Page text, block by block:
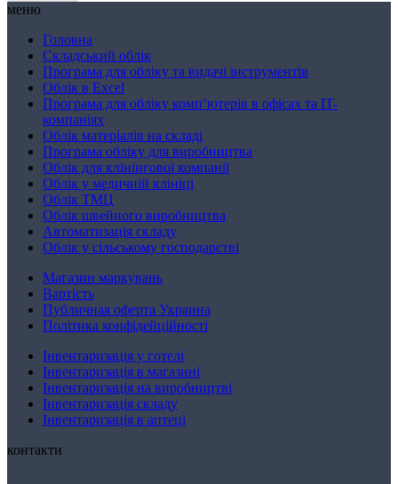
меню
Головна
Складський облік
Програма для обліку та видачі інструментів
Облік в Excel
Програма для обліку комп’ютерів в офісах та IT-
компаніях
Облік матеріалів на складі
Програма обліку для виробництва
Облік для клінінгової компанії
Облік у медичній клініці
Облік ТМЦ
Облік швейного виробництва
Автоматизація складу
Облік у сільському господарстві
Магазин маркувань
Вартість
Публичная оферта Украина
Політика конфідейційності
Інвентаризація у готелі
Інвентаризація в магазині
Інвентаризація на виробництві
Інвентаризація складу
Інвентаризація в аптеці
контакти